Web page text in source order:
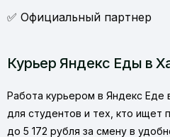
✅ Официальный партнер
Курьер Яндекс Еды в
Работа курьером в Яндекс Еде
для студентов и тех, кто ищет
до 5 172 рубля за смену в